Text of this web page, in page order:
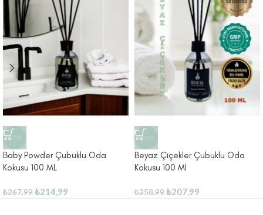
-20%
Baby Powder Çubuklu Oda
Kokusu 100 ML
₺267,99₺214,99
-20%
Beyaz Çiçekler Çubuklu Oda
Kokusu 100 Ml
₺258,99₺207,99